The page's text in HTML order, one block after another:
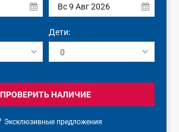
Вс 9 Авг 2026
Дети:
ПРОВЕРИТЬ НАЛИЧИЕ
Эксклюзивные предложения